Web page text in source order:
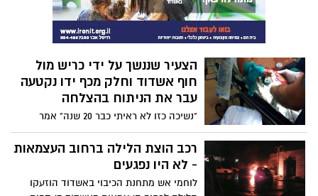
איחוד הצלה העניקו טיפול ראשוני לפצוע,
שפונה לחבירה עם ניידת טיפול נמרץ
הצעיר שננשך על ידי כריש מול
חוף אשדוד וחלק מכף ידו נקטעה
עבר את הניתוח בהצלחה
"נשיכה כזו לא ראיתי כבר 20 שנה" אמר
הרופא שטיפל בצעיר שנשך ע"י הכריש שגרם
לקטיעה חלקית של כף ידו. האירוע התרחש
באזור כלובי הדגים שמוצבים מול נמל אשדוד.
שבמתחם הנמל. הוא נותח בבית החולים
רכב הוצת הלילה ברחוב העצמאות
- לא היו נפגעים
לוחמי אש מתחנת הכיבוי באשדוד הוזעקו